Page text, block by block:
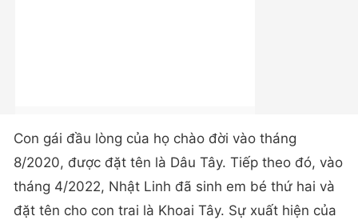
Con gái đầu lòng của họ chào đời vào tháng
8/2020, được đặt tên là Dâu Tây. Tiếp theo đó, vào
tháng 4/2022, Nhật Linh đã sinh em bé thứ hai và
đặt tên cho con trai là Khoai Tây. Sự xuất hiện của